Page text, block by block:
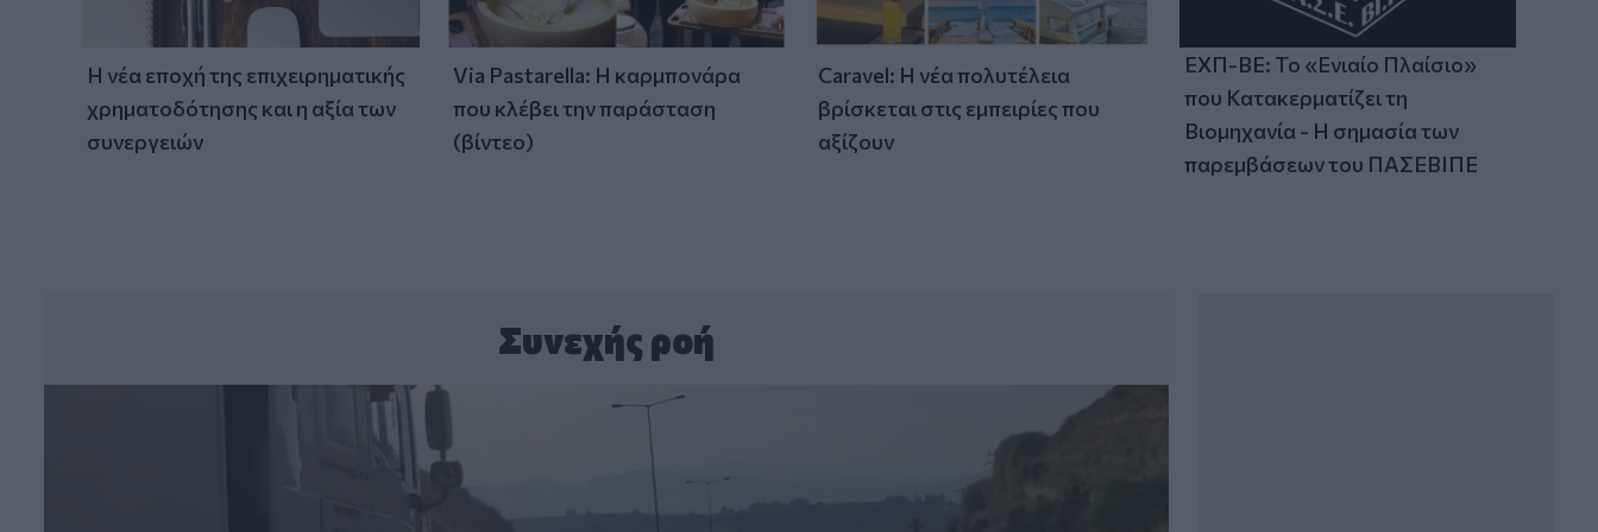
Η νέα εποχή της επιχειρηματικής
χρηματοδότησης και η αξία των
συνεργειών
Via Pastarella: Η καρμπονάρα
που κλέβει την παράσταση
(βίντεο)
Caravel: Η νέα πολυτέλεια
βρίσκεται στις εμπειρίες που
αξίζουν
ΕΧΠ-ΒΕ: Το «Ενιαίο Πλαίσιο»
που Κατακερματίζει τη
Βιομηχανία - Η σημασία των
παρεμβάσεων του ΠΑΣΕΒΙΠΕ
Συνεχής ροή